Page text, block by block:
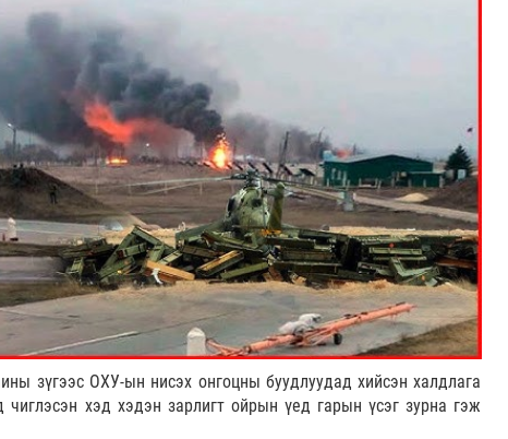
зүгээс ОХУ-ын нисэх онгоцны буудлуудад хийсэн халдлага
чиглэсэн хэд хэдэн зарлигт ойрын үед гарын үсэг зурна гэж